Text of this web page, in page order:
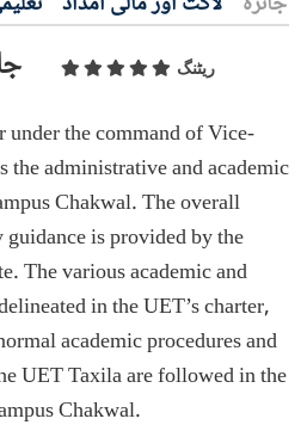
ریٹنگ
under the command of Vice-
administrative and academic
Chakwal. The overall
is provided by the
The various academic and
in the UET’s charter,
academic procedures and
UET Taxila are followed in the
Chakwal.